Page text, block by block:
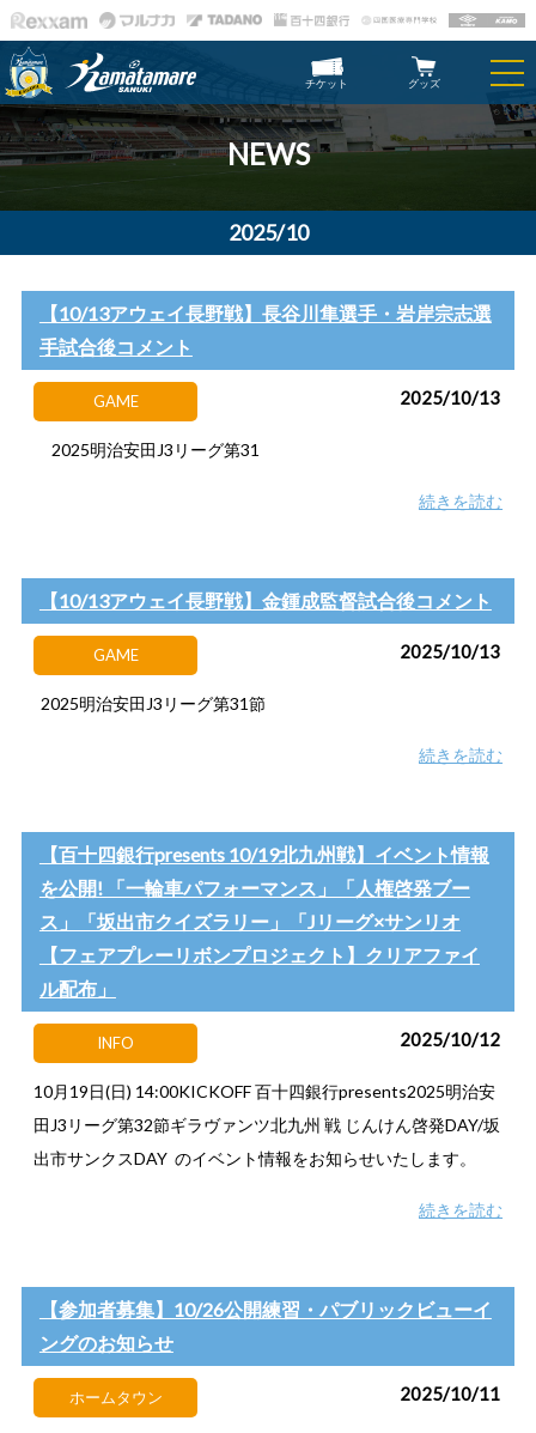
チケット グッズ
NEWS
2025/10
【10/13アウェイ長野戦】長谷川隼選手・岩岸宗志選
手試合後コメント
GAME 2025/10/13
2025明治安田J3リーグ第31
続きを読む
【10/13アウェイ長野戦】金鍾成監督試合後コメント
GAME 2025/10/13
2025明治安田J3リーグ第31節
続きを読む
【百十四銀行presents 10/19北九州戦】イベント情報
を公開! 「一輪車パフォーマンス」「人権啓発ブー
ス」「坂出市クイズラリー」「Jリーグ×サンリオ
【フェアプレーリボンプロジェクト】クリアファイ
ル配布」
INFO 2025/10/12
10月19日(日) 14:00KICKOFF 百十四銀行presents2025明治安
田J3リーグ第32節ギラヴァンツ北九州 戦 じんけん啓発DAY/坂
出市サンクスDAY のイベント情報をお知らせいたします。
続きを読む
【参加者募集】10/26公開練習・パブリックビューイ
ングのお知らせ
ホームタウン 2025/10/11